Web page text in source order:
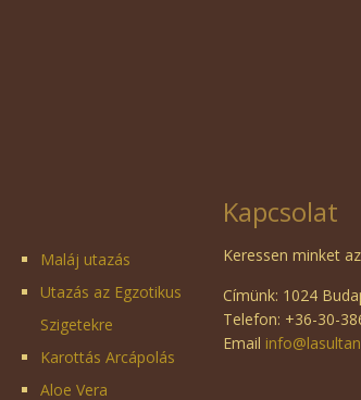
Maláj utazás
Utazás az Egzotikus
Szigetekre
Karottás Arcápolás
Aloe Vera
Kapcsolat
Keressen minket
Címünk: 1024
Telefon: +36-30-
Email